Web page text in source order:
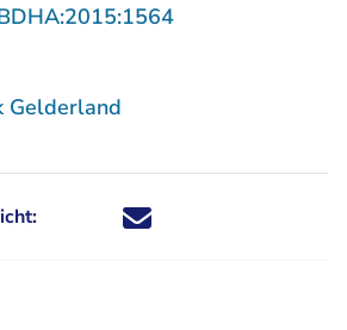
- U verlaat
Gelderland
Deel dit nieuwsbericht via X -
Deel dit nieuwsbericht via
Deel dit nieuwsbericht
Deel dit